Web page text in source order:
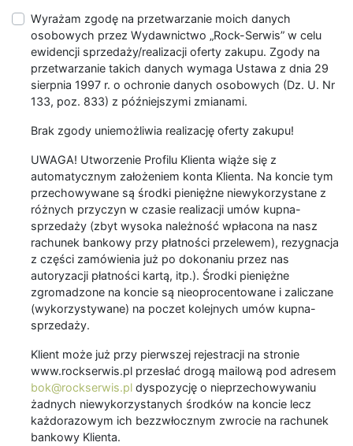
Wyrażam zgodę na przetwarzanie moich danych
osobowych przez Wydawnictwo „Rock-Serwis” w celu
ewidencji sprzedaży/realizacji oferty zakupu. Zgody na
przetwarzanie takich danych wymaga Ustawa z dnia 29
sierpnia 1997 r. o ochronie danych osobowych (Dz. U. Nr
133, poz. 833) z późniejszymi zmianami.
Brak zgody uniemożliwia realizację oferty zakupu!
UWAGA! Utworzenie Profilu Klienta wiąże się z
automatycznym założeniem konta Klienta. Na koncie tym
przechowywane są środki pieniężne niewykorzystane z
różnych przyczyn w czasie realizacji umów kupna-
sprzedaży (zbyt wysoka należność wpłacona na nasz
rachunek bankowy przy płatności przelewem), rezygnacja
z części zamówienia już po dokonaniu przez nas
autoryzacji płatności kartą, itp.). Środki pieniężne
zgromadzone na koncie są nieoprocentowane i zaliczane
(wykorzystywane) na poczet kolejnych umów kupna-
sprzedaży.
Klient może już przy pierwszej rejestracji na stronie
www.rockserwis.pl przesłać drogą mailową pod adresem
bok@rockserwis.pl dyspozycję o nieprzechowywaniu
żadnych niewykorzystanych środków na koncie lecz
każdorazowym ich bezzwłocznym zwrocie na rachunek
bankowy Klienta.